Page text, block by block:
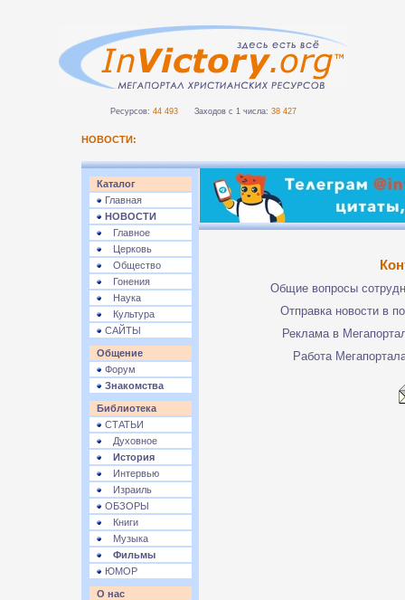
Ресурсов: 44 493 Заходов с 1 числа: 38 427
НОВОСТИ:
Каталог
Главная
НОВОСТИ
Главное
Церковь
Общество
Гонения
Наука
Культура
САЙТЫ
Общение
Форум
Знакомства
Библиотека
СТАТЬИ
Духовное
История
Интервью
Израиль
ОБЗОРЫ
Книги
Музыка
Фильмы
ЮМОР
О нас
Общие вопросы
Отправка новости в
Реклама в
Работа